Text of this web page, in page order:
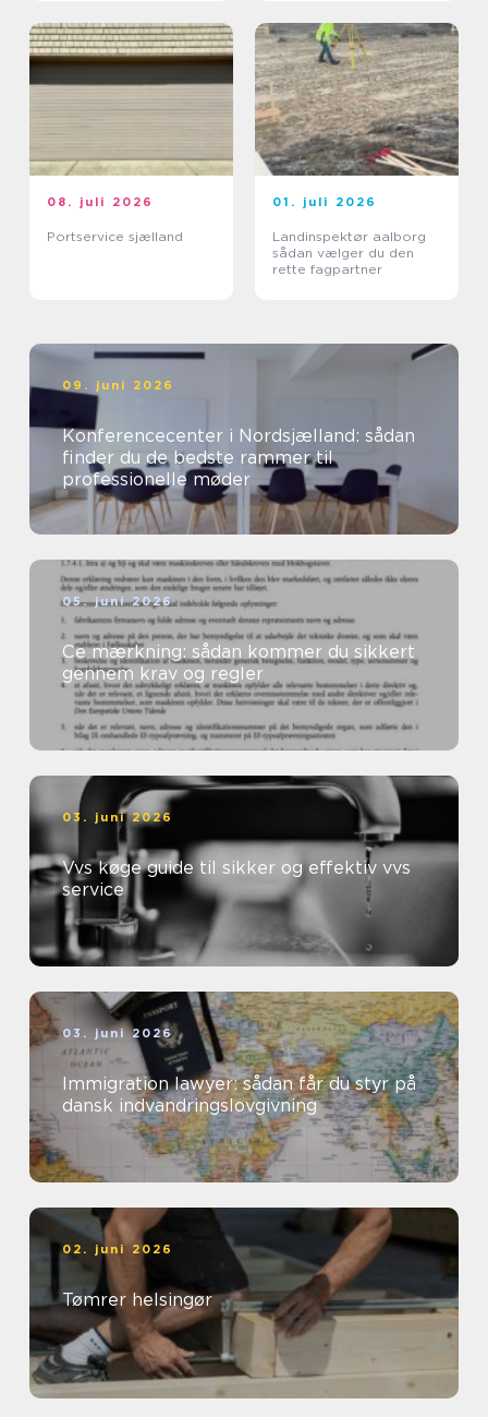
08. juli 2026
Portservice sjælland
01. juli 2026
Landinspektør aalborg
sådan vælger du den
rette fagpartner
09. juni 2026
Konferencecenter i Nordsjælland: sådan
finder du de bedste rammer til
professionelle møder
05. juni 2026
Ce mærkning: sådan kommer du sikkert
gennem krav og regler
03. juni 2026
Vvs køge guide til sikker og effektiv vvs
service
03. juni 2026
Immigration lawyer: sådan får du styr på
dansk indvandringslovgivning
02. juni 2026
Tømrer helsingør